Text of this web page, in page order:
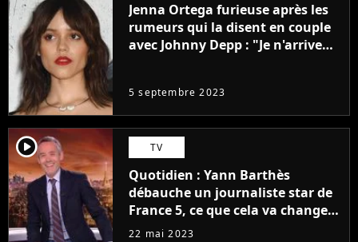
Jenna Ortega furieuse après les
rumeurs qui la disent en couple
avec Johnny Depp : "Je n'arrive
5 septembre 2023
player2 TV
Quotidien : Yann Barthès
débauche un journaliste star de
France 5, ce que cela va changer
à la rentrée
22 mai 2023